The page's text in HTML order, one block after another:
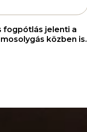
fogpótlás jelenti a
közben is.